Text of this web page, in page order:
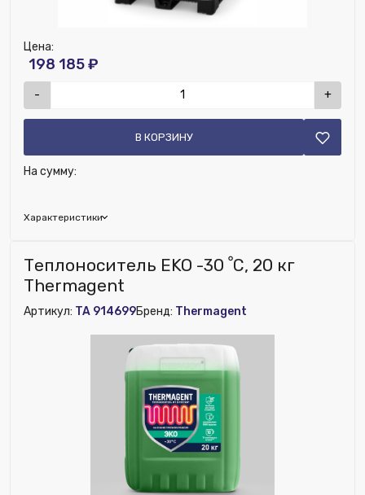
Характеристики
Цена:
198 185 ₽
- +
В КОРЗИНУ
На сумму:
Бренд:
Тип теплоносителя:
Теплоноситель EKO -30 ﹾС, 20 кг
Thermagent
Артикул: TA 914699Бренд: Thermagent